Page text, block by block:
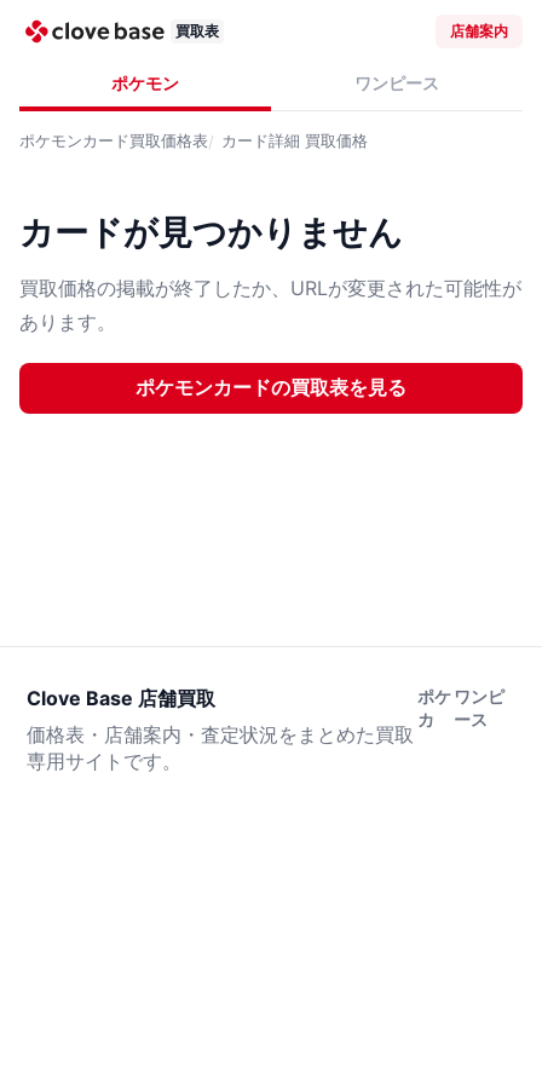
買取表 店舗案内
ポケモン ワンピース
ポケモンカード買取価格表 カード詳細 買取価格
カードが見つかりません
買取価格の掲載が終了したか、URLが変更された可能性が
あります。
ポケモンカードの買取表を見る
Clove Base 店舗買取
価格表・店舗案内・査定状況をまとめた買取
専用サイトです。
ポケ
カ
ワンピ
ース